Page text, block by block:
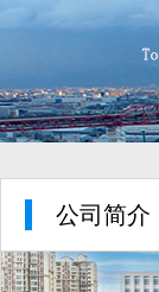
公司简介